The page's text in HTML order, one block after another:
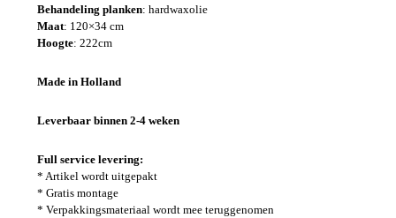
Behandeling planken: hardwaxolie
Maat: 120×34 cm
Hoogte: 222cm
Made in Holland
Leverbaar binnen 2-4 weken
Full service levering:
* Artikel wordt uitgepakt
* Gratis montage
* Verpakkingsmateriaal wordt mee teruggenomen